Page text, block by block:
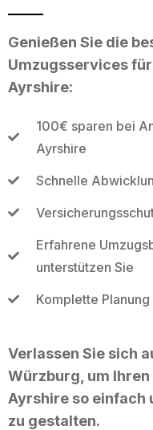
Genießen Sie die
Umzugsservices
Ayrshire:
100€ sparen bei
Ayrshire
Schnelle
Erfahrene
unterstützen Sie
Komplette
Verlassen Sie sich
Würzburg, um
Ayrshire so einfach
zu gestalten.